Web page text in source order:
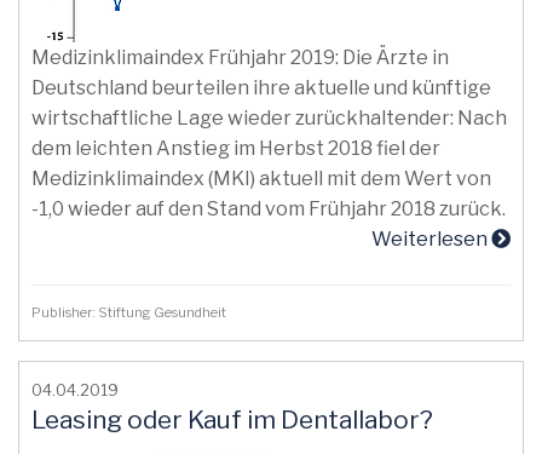
Medizinklimaindex Frühjahr 2019: Die Ärzte in
Deutschland beurteilen ihre aktuelle und künftige
wirtschaftliche Lage wieder zurückhaltender: Nach
dem leichten Anstieg im Herbst 2018 fiel der
Medizinklimaindex (MKI) aktuell mit dem Wert von
-1,0 wieder auf den Stand vom Frühjahr 2018 zurück.
Weiterlesen
Publisher: Stiftung Gesundheit
04.04.2019
Leasing oder Kauf im Dentallabor?